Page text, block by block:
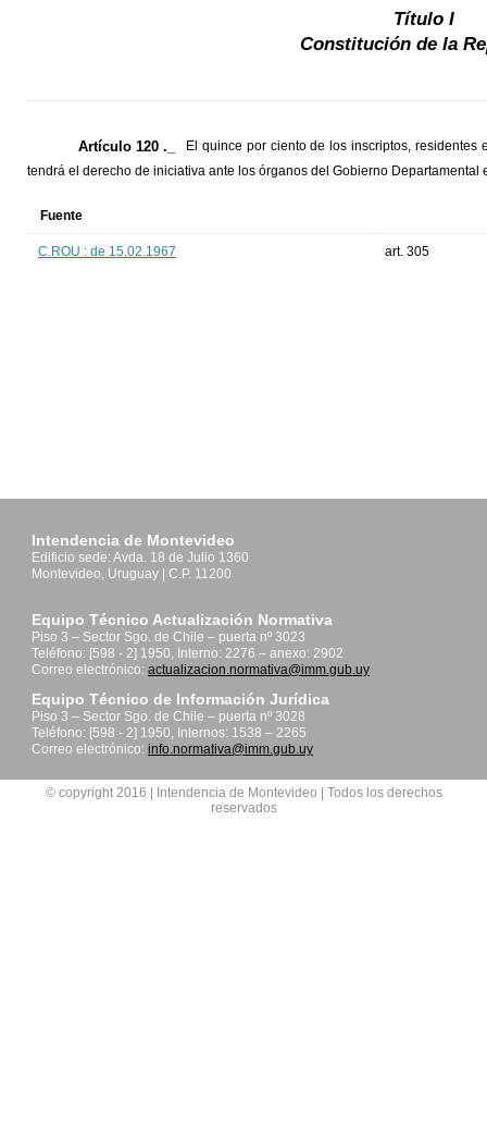
Título I
Constitución de la
Artículo 120 ._
El quince por ciento de los inscriptos,
tendrá el derecho de iniciativa ante los órganos del Gobierno Departamental
Fuente
C.ROU : de 15.02.1967 art. 305
Intendencia de Montevideo
Edificio sede: Avda. 18 de Julio 1360
Montevideo, Uruguay | C.P. 11200
Equipo Técnico Actualización Normativa
Piso 3 – Sector Sgo. de Chile – puerta nº 3023
Teléfono: [598 - 2] 1950, Interno: 2276 – anexo: 2902
Correo electrónico: actualizacion.normativa@imm.gub.uy
Equipo Técnico de Información Jurídica
Piso 3 – Sector Sgo. de Chile – puerta nº 3028
Teléfono: [598 - 2] 1950, Internos: 1538 – 2265
Correo electrónico: info.normativa@imm.gub.uy
© copyright 2016 | Intendencia de Montevideo | Todos los derechos
reservados